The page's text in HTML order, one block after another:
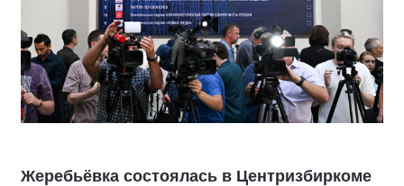
Жеребьёвка состоялась в Центризбиркоме